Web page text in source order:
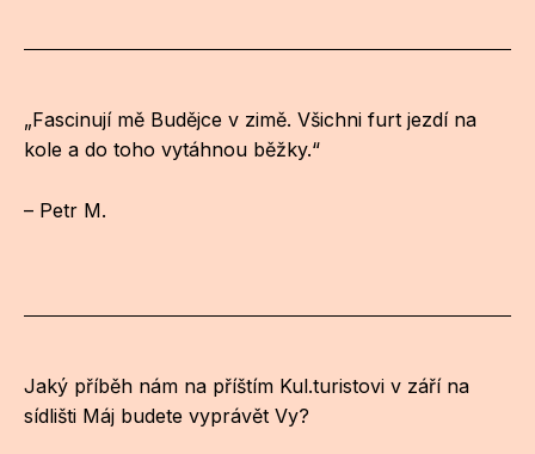
„Fascinují mě Budějce v zimě. Všichni furt jezdí na
kole a do toho vytáhnou běžky.“
– Petr M.
Jaký příběh nám na příštím Kul.turistovi v září na
sídlišti Máj budete vyprávět Vy?